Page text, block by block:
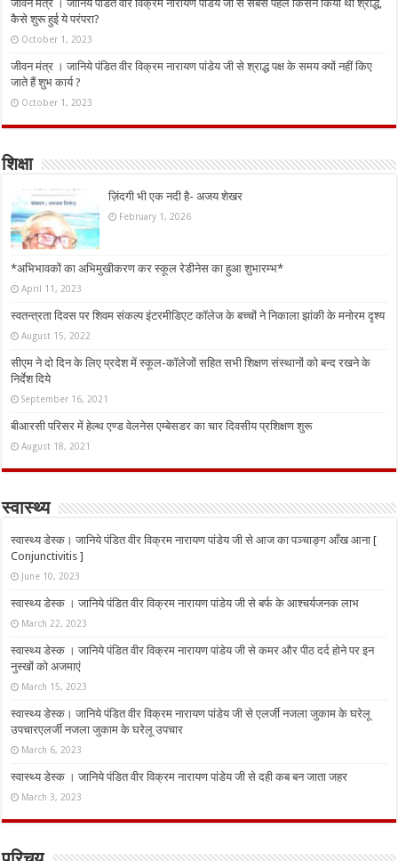
जीवन मंत्र । जानिये पंडित वीर विक्रम नारायण पांडेय जी से सबसे पहले किसने किया था श्राद्ध,
कैसे शुरू हुई ये परंपरा?
October 1, 2023
जीवन मंत्र । जानिये पंडित वीर विक्रम नारायण पांडेय जी से श्राद्ध पक्ष के समय क्यों नहीं किए
जाते हैं शुभ कार्य ?
October 1, 2023
शिक्षा
ज़िंदगी भी एक नदी है- अजय शेखर
February 1, 2026
*अभिभावकों का अभिमुखीकरण कर स्कूल रेडीनेस का हुआ शुभारम्भ*
April 11, 2023
स्वतन्त्रता दिवस पर शिवम संकल्प इंटरमीडिएट कॉलेज के बच्चों ने निकाला झांकी के मनोरम दृश्य
August 15, 2022
सीएम ने दो दिन के लिए प्रदेश में स्कूल-कॉलेजों सहित सभी शिक्षण संस्थानों को बन्द रखने के
निर्देश दिये
September 16, 2021
बीआरसी परिसर में हेल्थ एण्ड वेलनेस एम्बेसडर का चार दिवसीय प्रशिक्षण शुरू
August 18, 2021
स्वास्थ्य
स्वास्थ्य डेस्क। जानिये पंडित वीर विक्रम नारायण पांडेय जी से आज का पञ्चाङ्ग आँख आना [
Conjunctivitis ]
June 10, 2023
स्वास्थ्य डेस्क । जानिये पंडित वीर विक्रम नारायण पांडेय जी से बर्फ के आश्चर्यजनक लाभ
March 22, 2023
स्वास्थ्य डेस्क । जानिये पंडित वीर विक्रम नारायण पांडेय जी से कमर और पीठ दर्द होने पर इन
नुस्‍खों को अजमाएं
March 15, 2023
स्वास्थ्य डेस्क। जानिये पंडित वीर विक्रम नारायण पांडेय जी से एलर्जी नजला जुकाम के घरेलू
उपचारएलर्जी नजला जुकाम के घरेलू उपचार
March 6, 2023
स्वास्थ्य डेस्क । जानिये पंडित वीर विक्रम नारायण पांडेय जी से दही कब बन जाता जहर
March 3, 2023